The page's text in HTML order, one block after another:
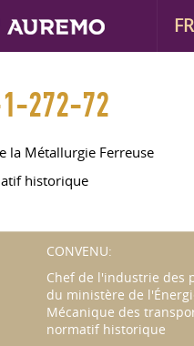
272-72
la Métallurgie Ferreuse
historique
CONVENU:
Chef de l'industrie des
du ministère de
Mécanique des
normatif historique
FR